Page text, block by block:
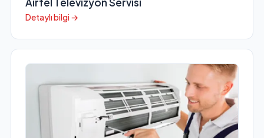
Airfel Televizyon Servisi
Detaylı bilgi →